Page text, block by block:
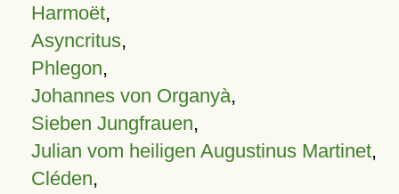
Harmoët,
Asyncritus,
Phlegon,
Johannes von Organyà,
Sieben Jungfrauen,
Julian vom heiligen Augustinus Martinet,
Cléden,